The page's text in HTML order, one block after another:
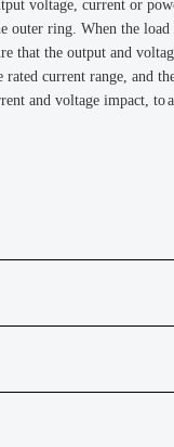
voltage, current or
ring. When the
that the output and
current range, and
and voltage impact, to